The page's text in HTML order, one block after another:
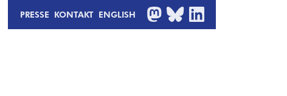
PRESSE KONTAKT ENGLISH MASTODON
BLUESKY